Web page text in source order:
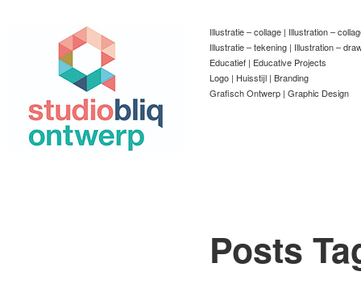
Illustratie – collage | Illustration –
Illustratie – tekening | Illustration –
Educatief | Educative Projects
Logo | Huisstijl | Branding
Grafisch Ontwerp | Graphic Design
Posts